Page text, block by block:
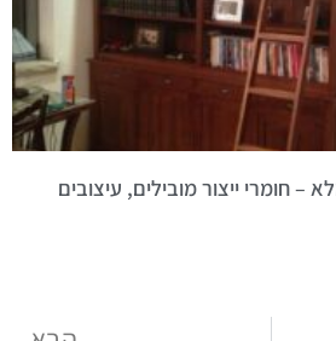
– חומרי ייצור מובילים, עיצובים